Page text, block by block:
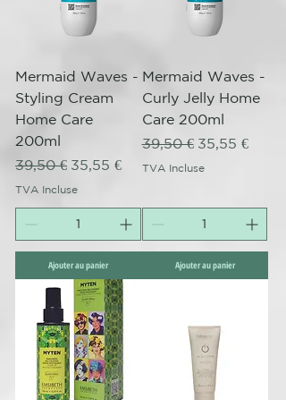
Mermaid Waves -
Styling Cream
Home Care
200ml
Prix original
39,50 € Prix promotionnel
35,55 €
TVA Incluse
Ajouter au panier
Mermaid Waves -
Curly Jelly Home
Care 200ml
Prix original
39,50 € Prix
35,55 €
TVA Incluse
Ajouter au panier